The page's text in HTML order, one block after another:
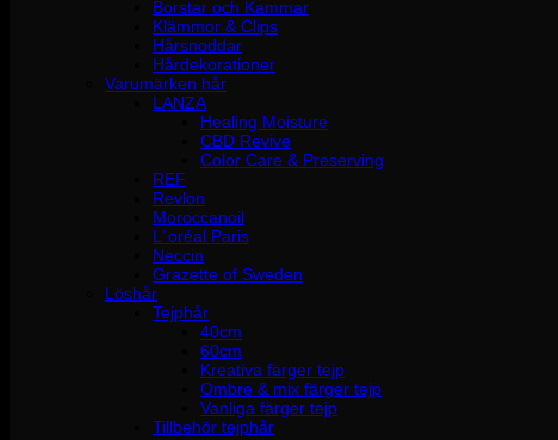
Borstar och Kammar
Klämmor & Clips
Hårsnoddar
Hårdekorationer
Varumärken hår
LANZA
Healing Moisture
CBD Revive
Color Care & Preserving
REF
Revlon
Moroccanoil
L´oréal Paris
Neccin
Grazette of Sweden
Löshår
Tejphår
40cm
60cm
Kreativa färger tejp
Ombre & mix färger tejp
Vanliga färger tejp
Tillbehör tejphår